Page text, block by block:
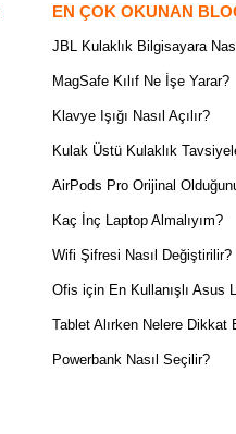
EN ÇOK OKUNAN
JBL Kulaklık Bilgisayara
MagSafe Kılıf Ne İşe Yarar?
Klavye Işığı Nasıl Açılır?
Kulak Üstü Kulaklık
AirPods Pro Orijinal
Kaç İnç Laptop Almalıyım?
Wifi Şifresi Nasıl Değiştirilir?
Ofis için En Kullanışlı Asus
Tablet Alırken Nelere Dikkat
Powerbank Nasıl Seçilir?